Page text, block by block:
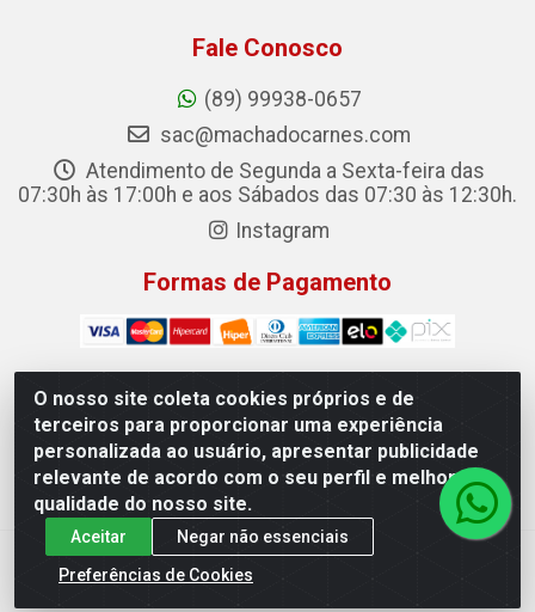
O nosso site coleta cookies próprios e de
terceiros para proporcionar uma experiência
personalizada ao usuário, apresentar publicidade
relevante de acordo com o seu perfil e melhorar a
qualidade do nosso site.
Aceitar
Negar não essenciais
Preferências de Cookies
Fale Conosco
(89) 99938-0657
sac@machadocarnes.com
Atendimento de Segunda a Sexta-feira das
07:30h às 17:00h e aos Sábados das 07:30 às 12:30h.
Instagram
Formas de Pagamento
Machado Carnes Distribuidora de Alimentos LTDA -
Logradouro: Avenida Candido Aleixo, 148 - Centro - Oeiras/PI
- CEP 64.500-000 - 31.391.008/0001-50